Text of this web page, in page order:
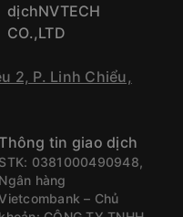
dịchNVTECH
CO.,LTD
2, P. Linh Chiểu,
tin giao dịch
STK: 0381000490948,
Ngân hàng
– Chủ